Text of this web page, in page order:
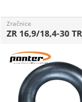
Zračnice
ZR 16,9/18,4-30